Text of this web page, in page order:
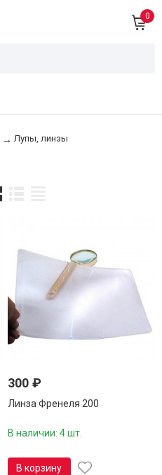
0
→ Лупы, линзы
300₽
Линза Френеля 200
В наличии: 4 шт.
В корзину